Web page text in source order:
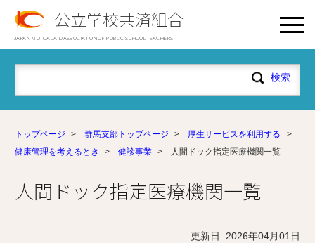
公立学校共済組合
JAPAN MUTUAL AID ASSOCIATION OF PUBLIC SCHOOL TEACHERS
トップページ > 群馬支部トップページ > 厚生サービスを利用する
>
健康管理を考えるとき
> 健診事業 > 人間ドック指定医療機関一覧
人間ドック指定医療機関一覧
更新日: 2026年04月01日